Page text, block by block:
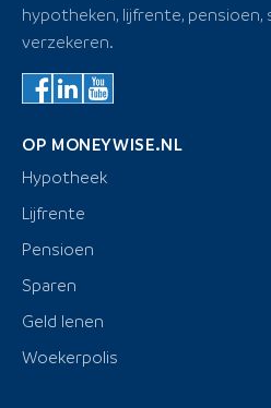
hypotheken, lijfrente, pensioen,
verzekeren.
OP MONEYWISE.NL
Hypotheek
Lijfrente
Pensioen
Sparen
Geld lenen
Woekerpolis